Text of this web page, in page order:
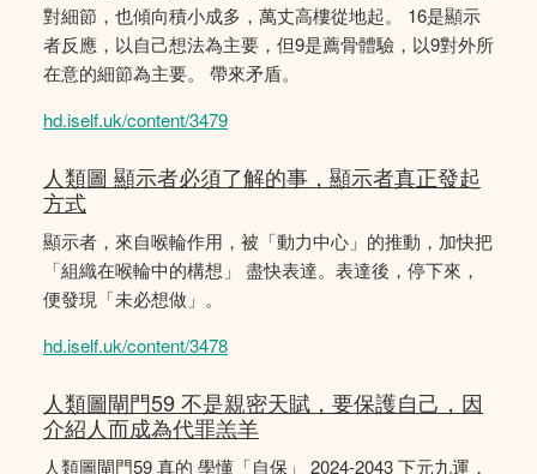
對細節，也傾向積小成多，萬丈高樓從地起。 16是顯示
者反應，以自己想法為主要，但9是薦骨體驗，以9對外所
在意的細節為主要。 帶來矛盾。
hd.iself.uk/content/3479
人類圖 顯示者必須了解的事，顯示者真正發起
方式
顯示者，來自喉輪作用，被「動力中心」的推動，加快把
「組織在喉輪中的構想」 盡快表達。表達後，停下來，
便發現「未必想做」。
hd.iself.uk/content/3478
人類圖閘門59 不是親密天賦，要保護自己，因
介紹人而成為代罪羔羊
人類圖閘門59 真的 學懂「自保」 2024-2043 下元九運，